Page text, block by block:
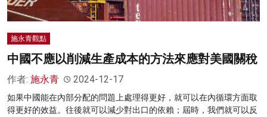
施永青觀點
中國不應以削減生產成本的方法來應對美國關稅
作者: 施永青 2024-12-17
如果中國能在內部分配的問題上處理得更好，就可以在內循環方面取
得更好的效益。往後就可以減少對出口的依賴；屆時，我們就可以反